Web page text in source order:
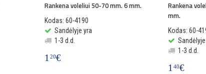
Rankena voleliui 50-70 mm. 6 mm.
Kodas: 60-4190
Sandėlyje yra
1-3 d.d.
120€
Rankena
mm.
Kodas: 60-
1-3 d.d.
1 40€